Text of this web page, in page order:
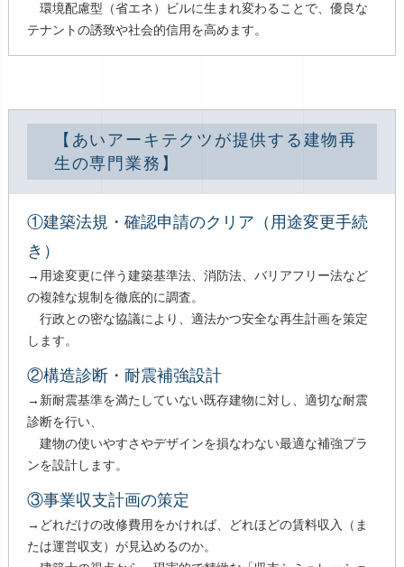
環境配慮型（省エネ）ビルに生まれ変わることで、優良な
テナントの誘致や社会的信用を高めます。
【あいアーキテクツが提供する建物再
生の専門業務】
①建築法規・確認申請のクリア（用途変更手続
き）
→用途変更に伴う建築基準法、消防法、バリアフリー法など
の複雑な規制を徹底的に調査。
行政との密な協議により、適法かつ安全な再生計画を策定
します。
②構造診断・耐震補強設計
→新耐震基準を満たしていない既存建物に対し、適切な耐震
診断を行い、
建物の使いやすさやデザインを損なわない最適な補強プラ
ンを設計します。
③事業収支計画の策定
→どれだけの改修費用をかければ、どれほどの賃料収入（ま
たは運営収支）が見込めるのか。